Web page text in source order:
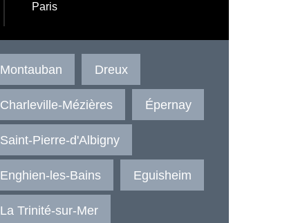
Paris
Montauban Dreux
Charleville-Mézières Épernay
Saint-Pierre-d'Albigny
Enghien-les-Bains Eguisheim
La Trinité-sur-Mer